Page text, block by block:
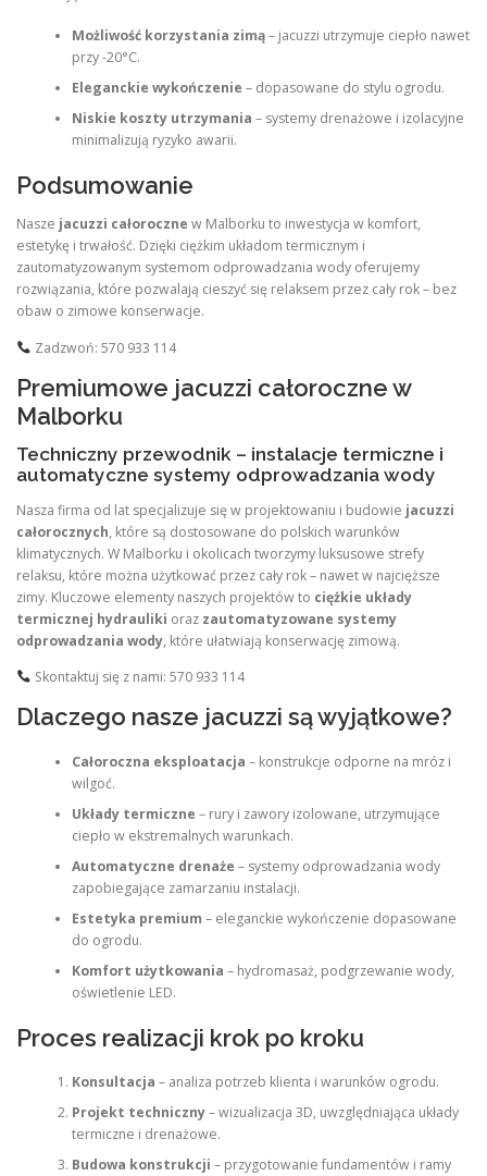
Możliwość korzystania zimą– jacuzzi utrzymuje ciepło nawet
przy -20°C.
Eleganckie wykończenie – dopasowane do stylu ogrodu.
Niskie koszty utrzymania – systemy drenażowe i izolacyjne
minimalizują ryzyko awarii.
Podsumowanie
Nasze jacuzzi całoroczne w Malborku to inwestycja w komfort,
estetykę i trwałość. Dzięki ciężkim układom termicznym i
zautomatyzowanym systemom odprowadzania wody oferujemy
rozwiązania, które pozwalają cieszyć się relaksem przez cały rok – bez
obaw o zimowe konserwacje.
Zadzwoń: 570 933 114
Premiumowe jacuzzi całoroczne w
Malborku
Techniczny przewodnik – instalacje termiczne i
automatyczne systemy odprowadzania wody
Nasza firma od lat specjalizuje się w projektowaniu i budowie jacuzzi
całorocznych, które są dostosowane do polskich warunków
klimatycznych. W Malborku i okolicach tworzymy luksusowe strefy
relaksu, które można użytkować przez cały rok – nawet w najcięższe
zimy. Kluczowe elementy naszych projektów to ciężkie układy
termicznej hydrauliki oraz zautomatyzowane systemy
odprowadzania wody, które ułatwiają konserwację zimową.
Skontaktuj się z nami: 570 933 114
Dlaczego nasze jacuzzi są wyjątkowe?
Całoroczna eksploatacja – konstrukcje odporne na mróz i
wilgoć.
Układy termiczne – rury i zawory izolowane, utrzymujące
ciepło w ekstremalnych warunkach.
Automatyczne drenaże – systemy odprowadzania wody
zapobiegające zamarzaniu instalacji.
Estetyka premium – eleganckie wykończenie dopasowane
do ogrodu.
Komfort użytkowania – hydromasaż, podgrzewanie wody,
oświetlenie LED.
Proces realizacji krok po kroku
Konsultacja – analiza potrzeb klienta i warunków ogrodu.
Projekt techniczny– wizualizacja 3D, uwzględniająca układy
termiczne i drenażowe.
Budowa konstrukcji – przygotowanie fundamentów i ramy